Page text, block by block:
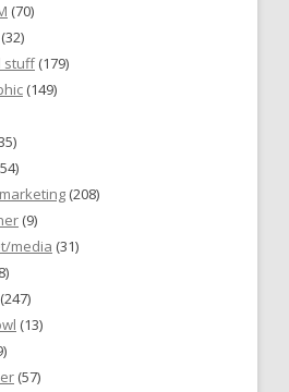
(70)
(32)
stuff(179)
(149)
(208)
(9)
media (31)
(247)
(13)
(57)